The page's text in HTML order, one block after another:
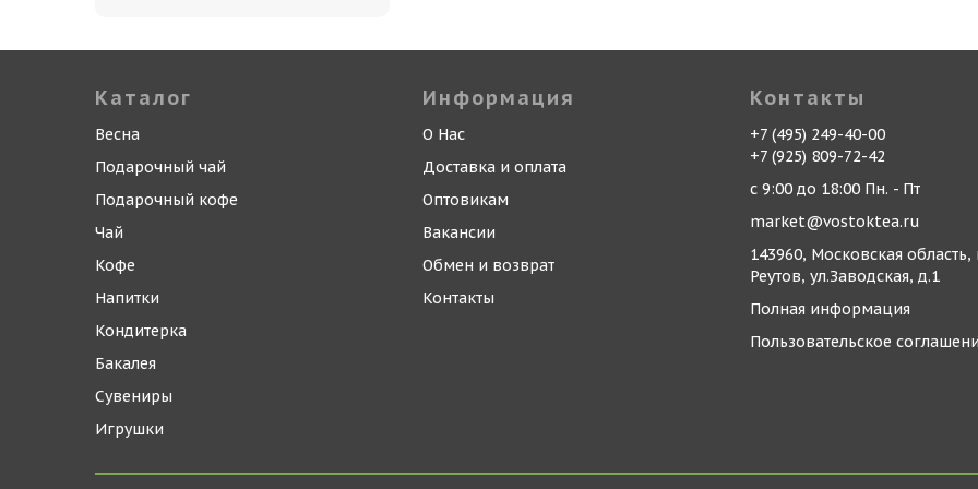
Каталог
Весна
Подарочный чай
Подарочный кофе
Чай
Кофе
Напитки
Кондитерка
Бакалея
Сувениры
Игрушки
Информация
О Нас
Доставка и оплата
Оптовикам
Вакансии
Обмен и возврат
Контакты
Контакты
+7 (495) 249-40-00
+7 (925) 809-72-42
с 9:00 до 18:00 Пн. - Пт
market@vostoktea.ru
143960, Московская область,
Реутов, ул.Заводская, д.1
Полная информация
Пользовательское